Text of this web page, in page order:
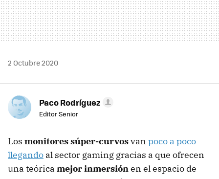
2 Octubre 2020
Paco Rodríguez
Editor Senior
Los monitores súper-curvosvan poco a poco
llegando al sector gaming gracias a que ofrecen
una teórica mejor inmersiónen el espacio de